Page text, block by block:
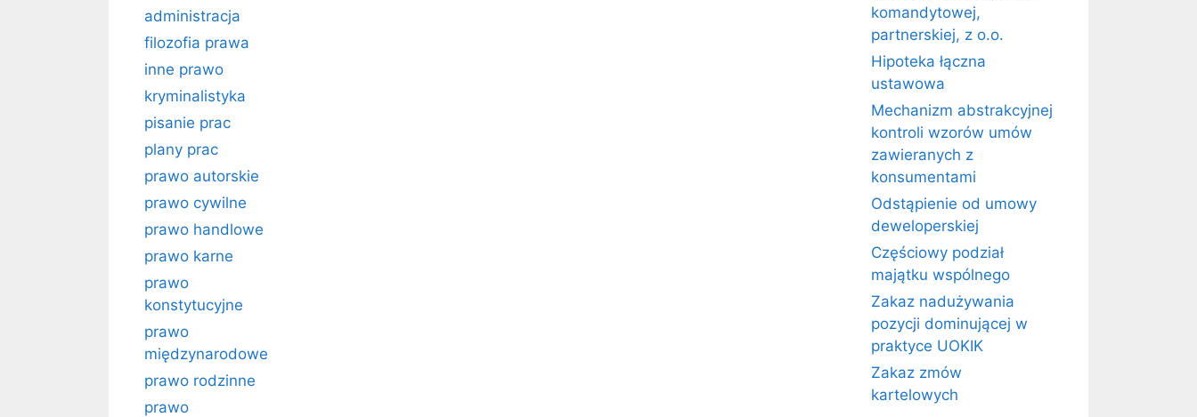
administracja
filozofia prawa
inne prawo
kryminalistyka
pisanie prac
plany prac
prawo autorskie
prawo cywilne
prawo handlowe
prawo karne
prawo
konstytucyjne
prawo
międzynarodowe
prawo rodzinne
prawo
komandytowej,
partnerskiej, z o.o.
Hipoteka łączna
ustawowa
Mechanizm abstrakcyjnej
kontroli wzorów umów
zawieranych z
konsumentami
Odstąpienie od umowy
deweloperskiej
Częściowy podział
majątku wspólnego
Zakaz nadużywania
pozycji dominującej w
praktyce UOKIK
Zakaz zmów
kartelowych